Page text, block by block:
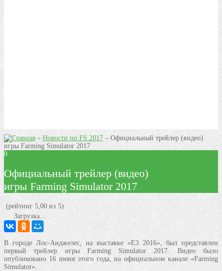
– Новости по FS 2017 – Официальный трейлер (видео)
игры Farming Simulator 2017
0
Официальный трейлер (видео)
игры Farming Simulator 2017
(рейтинг 5,00 из 5)
Загрузка...
В городе Лос-Анджелес, на выставке «E3 2016», был представлен
первый трейлер игры Farming Simulator 2017. Видео было
опубликовано 16 июня этого года, на официальном канале «Farming
Simulator».